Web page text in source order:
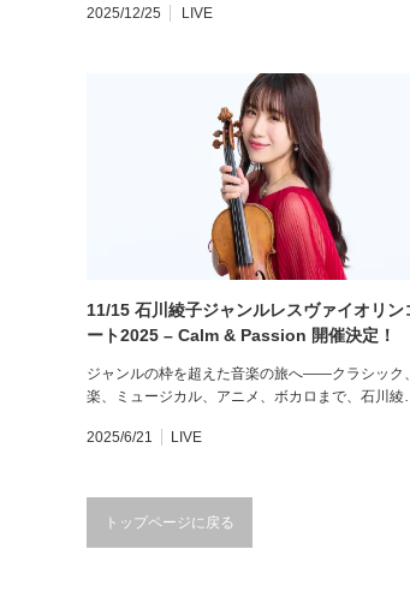
2025/12/25 LIVE
11/15 石川綾子ジャンルレスヴァイオリン
ート2025 – Calm & Passion 開催決定！
ジャンルの枠を超えた音楽の旅へ——クラシック
楽、ミュージカル、アニメ、ボカロまで、石川
2025/6/21 LIVE
トップページに戻る